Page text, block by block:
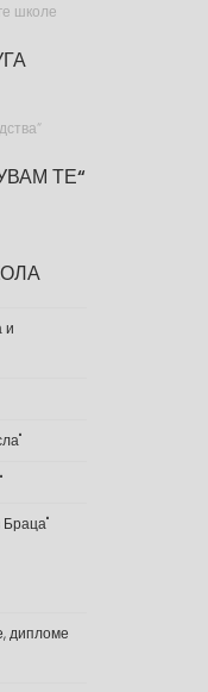
школе
ТЕ“
и
Браца"
дипломе